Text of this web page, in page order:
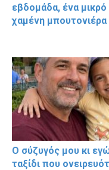
εβδομάδα, ένα μικρό
χαμένη μπουτονιέρα
Ο σύζυγός μου κι
ταξίδι που